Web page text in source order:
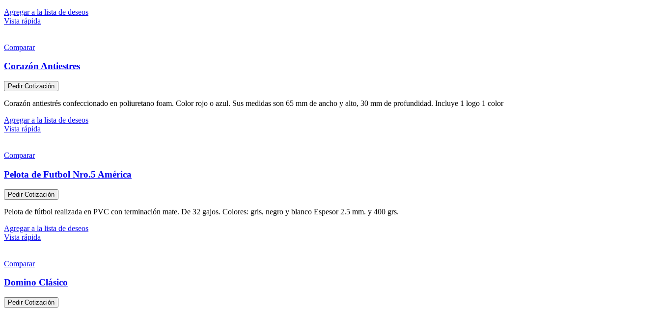
Agregar a la lista de deseos
Vista rápida
Comparar
Corazón Antiestres
Pedir Cotización
Corazón antiestrés confeccionado en poliuretano foam. Color rojo o azul. Sus medidas son 65 mm de ancho y alto, 30 mm de profundidad. Incluye 1 logo 1 color
Agregar a la lista de deseos
Vista rápida
Comparar
Pelota de Futbol Nro.5 América
Pedir Cotización
Pelota de fútbol realizada en PVC con terminación mate. De 32 gajos. Colores: gris, negro y blanco Espesor 2.5 mm. y 400 grs.
Agregar a la lista de deseos
Vista rápida
Comparar
Domino Clásico
Pedir Cotización